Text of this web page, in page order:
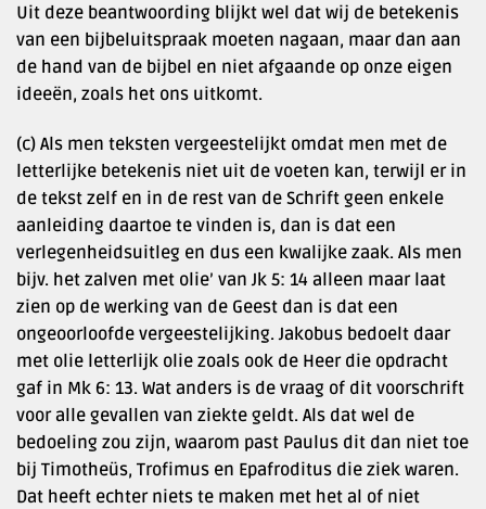
Uit deze beantwoording blijkt wel dat wij de betekenis
van een bijbeluitspraak moeten nagaan, maar dan aan
de hand van de bijbel en niet afgaande op onze eigen
ideeën, zoals het ons uitkomt.
(c) Als men teksten vergeestelijkt omdat men met de
letterlijke betekenis niet uit de voeten kan, terwijl er in
de tekst zelf en in de rest van de Schrift geen enkele
aanleiding daartoe te vinden is, dan is dat een
verlegenheidsuitleg en dus een kwalijke zaak. Als men
bijv. het zalven met olie’ van Jk 5: 14 alleen maar laat
zien op de werking van de Geest dan is dat een
ongeoorloofde vergeestelijking. Jakobus bedoelt daar
met olie letterlijk olie zoals ook de Heer die opdracht
gaf in Mk 6: 13. Wat anders is de vraag of dit voorschrift
voor alle gevallen van ziekte geldt. Als dat wel de
bedoeling zou zijn, waarom past Paulus dit dan niet toe
bij Timotheüs, Trofimus en Epafroditus die ziek waren.
Dat heeft echter niets te maken met het al of niet